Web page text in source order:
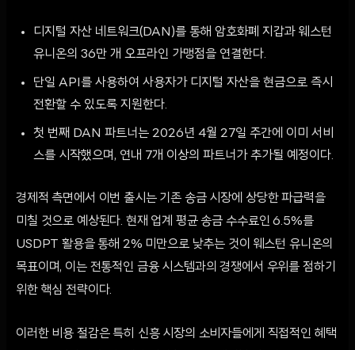
디지털 자산 네트워크(DAN)를 통해 암호화폐 지갑과 웨스턴
유니온의 36만 개 오프라인 가맹점을 연결한다.
단일 API를 사용하여 사용자가 디지털 자산을 현금으로 즉시
전환할 수 있도록 지원한다.
첫 번째 DAN 파트너는 2026년 4월 27일 주간에 이미 서비
스를 시작했으며, 연내 7개 이상의 파트너가 추가될 예정이다.
경제적 측면에서 이번 출시는 기존 송금 시장에 상당한 파급력을
미칠 것으로 예상된다. 현재 업계 평균 송금 수수료인 6.5%를
USDPT 활용을 통해 2% 미만으로 낮추는 것이 웨스턴 유니온의
목표이며, 이는 전통적인 금융 시스템과의 경쟁에서 우위를 점하기
위한 핵심 전략이다.
이러한 비용 절감은 특히 신흥 시장의 소비자들에게 직접적인 혜택